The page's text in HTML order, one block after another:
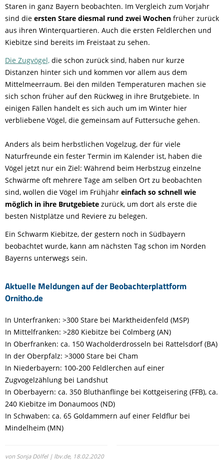
Staren in ganz Bayern beobachten. Im Vergleich zum Vorjahr
sind die ersten Stare diesmal rund zwei Wochen früher zurück
aus ihren Winterquartieren. Auch die ersten Feldlerchen und
Kiebitze sind bereits im Freistaat zu sehen.
Die Zugvögel, die schon zurück sind, haben nur kurze
Distanzen hinter sich und kommen vor allem aus dem
Mittelmeerraum. Bei den milden Temperaturen machen sie
sich schon früher auf den Rückweg in ihre Brutgebiete. In
einigen Fällen handelt es sich auch um im Winter hier
verbliebene Vögel, die gemeinsam auf Futtersuche gehen.
Anders als beim herbstlichen Vogelzug, der für viele
Naturfreunde ein fester Termin im Kalender ist, haben die
Vögel jetzt nur ein Ziel: Während beim Herbstzug einzelne
Schwärme oft mehrere Tage am selben Ort zu beobachten
sind, wollen die Vögel im Frühjahr einfach so schnell wie
möglich in ihre Brutgebiete zurück, um dort als erste die
besten Nistplätze und Reviere zu belegen.
Ein Schwarm Kiebitze, der gestern noch in Südbayern
beobachtet wurde, kann am nächsten Tag schon im Norden
Bayerns unterwegs sein.
Aktuelle Meldungen auf der Beobachterplattform
Ornitho.de
In Unterfranken: >300 Stare bei Marktheidenfeld (MSP)
In Mittelfranken: >280 Kiebitze bei Colmberg (AN)
In Oberfranken: ca. 150 Wacholderdrosseln bei Rattelsdorf (BA)
In der Oberpfalz: >3000 Stare bei Cham
In Niederbayern: 100-200 Feldlerchen auf einer
Zugvogelzählung bei Landshut
In Oberbayern: ca. 350 Bluthänflinge bei Kottgeisering (FFB), ca.
240 Kiebitze im Donaumoos (ND)
In Schwaben: ca. 65 Goldammern auf einer Feldflur bei
Mindelheim (MN)
von Sonja Dölfel | lbv.de, 18.02.2020